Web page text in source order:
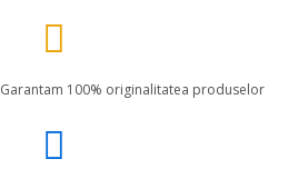
Garantam 100% originalitatea produselor